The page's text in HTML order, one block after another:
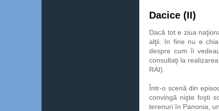
Dacice (II)
Dacă tot e ziua
alţii. In fine nu e
despre cum îi
consultaţi la
RAI).
Într-o scenă din
convingă nişte foşti
terenuri în Panonia,